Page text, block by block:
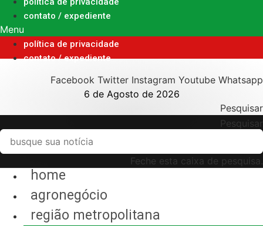
para
o
conteúdo
contato / expediente
Menu
política de privacidade
contato / expediente
Facebook Twitter Instagram Youtube Whatsapp
6 de Agosto de 2026
Pesquisar
Pesquisar
Feche esta caixa de pesquisa.
home
agronegócio
região metropolitana